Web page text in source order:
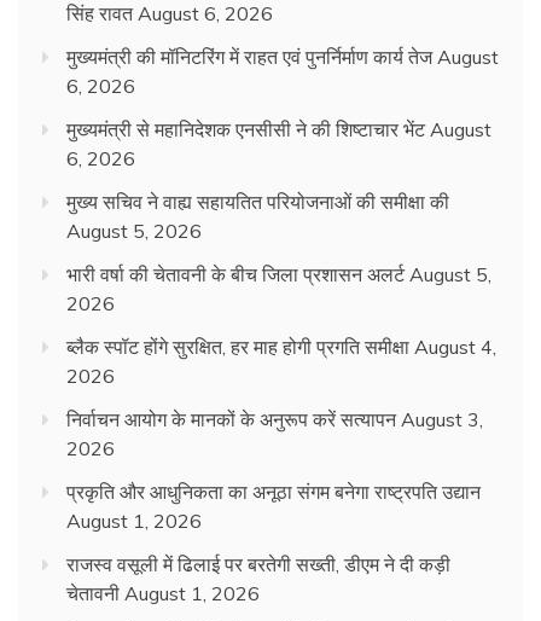
सिंह रावत August 6, 2026
मुख्यमंत्री की मॉनिटरिंग में राहत एवं पुनर्निर्माण कार्य तेज August
6, 2026
मुख्यमंत्री से महानिदेशक एनसीसी ने की शिष्टाचार भेंट August
6, 2026
मुख्य सचिव ने वाह्य सहायतित परियोजनाओं की समीक्षा की
August 5, 2026
भारी वर्षा की चेतावनी के बीच जिला प्रशासन अलर्ट August 5,
2026
ब्लैक स्पॉट होंगे सुरक्षित, हर माह होगी प्रगति समीक्षा August 4,
2026
निर्वाचन आयोग के मानकों के अनुरूप करें सत्यापन August 3,
2026
प्रकृति और आधुनिकता का अनूठा संगम बनेगा राष्ट्रपति उद्यान
August 1, 2026
राजस्व वसूली में ढिलाई पर बरतेगी सख्ती, डीएम ने दी कड़ी
चेतावनी August 1, 2026